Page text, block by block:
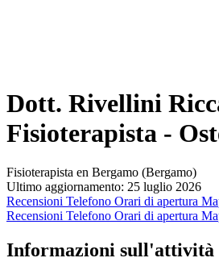
Dott. Rivellini
Fisioterapista -
Fisioterapista en Bergamo (Bergamo)
Ultimo aggiornamento: 25 luglio 2026
Recensioni Telefono Orari di apertura
Recensioni Telefono Orari di apertura
Informazioni sull'attività